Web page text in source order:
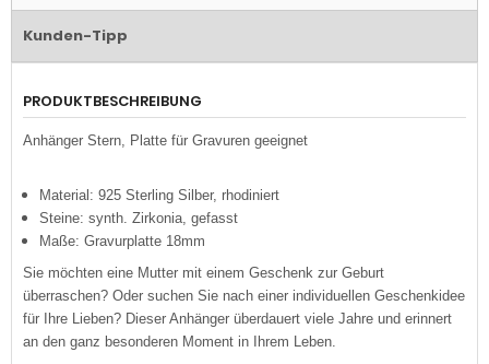
Kunden-Tipp
PRODUKTBESCHREIBUNG
Anhänger Stern, Platte für Gravuren geeignet
Material: 925 Sterling Silber, rhodiniert
Steine: synth. Zirkonia, gefasst
Maße: Gravurplatte 18mm
Sie möchten eine Mutter mit einem Geschenk zur Geburt
überraschen? Oder suchen Sie nach einer individuellen Geschenkidee
für Ihre Lieben? Dieser Anhänger überdauert viele Jahre und erinnert
an den ganz besonderen Moment in Ihrem Leben.